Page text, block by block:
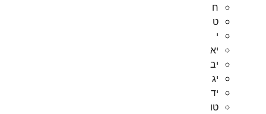
ח
ט
י
יא
יב
יג
יד
טו